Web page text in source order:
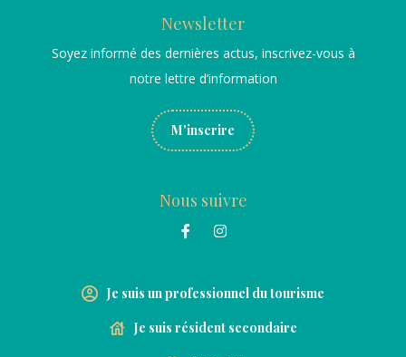
Newsletter
Soyez informé des dernières actus, inscrivez-vous à
notre lettre d’information
M'inscrire
Nous suivre
Je suis un professionnel du tourisme
Je suis résident secondaire